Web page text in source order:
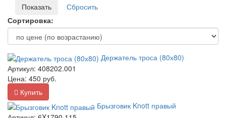
Сортировка:
Держатель троса (80х80)
Артикул: 408202.001
Цена: 450 руб.
Купить
Брызговик Knott правый